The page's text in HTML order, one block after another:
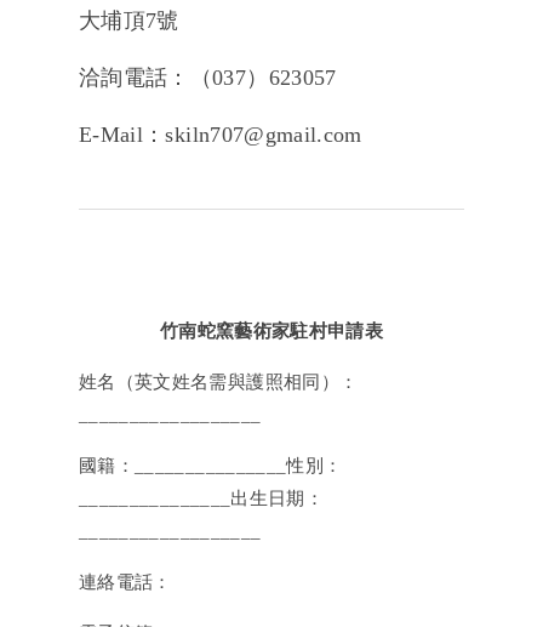
大埔頂7號
洽詢電話：（037）623057
E-Mail：skiln707@gmail.com
竹南蛇窯藝術家駐村申請表
姓名（英文姓名需與護照相同）：
國籍：_______________性別：
_______________出生日期：
連絡電話：